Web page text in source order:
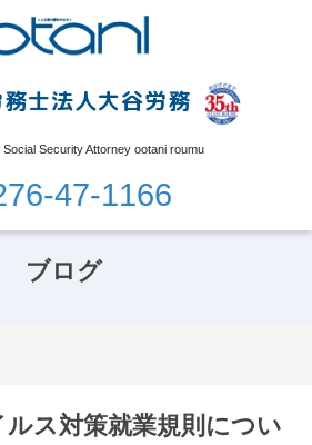
士法人大谷労務
Security Attorney ootani roumu
47-1166
ブログ
ス対策就業規則につい